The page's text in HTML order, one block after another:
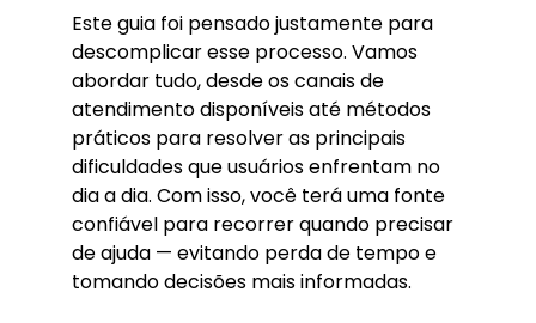
Este guia foi pensado justamente para
descomplicar esse processo. Vamos
abordar tudo, desde os canais de
atendimento disponíveis até métodos
práticos para resolver as principais
dificuldades que usuários enfrentam no
dia a dia. Com isso, você terá uma fonte
confiável para recorrer quando precisar
de ajuda — evitando perda de tempo e
tomando decisões mais informadas.